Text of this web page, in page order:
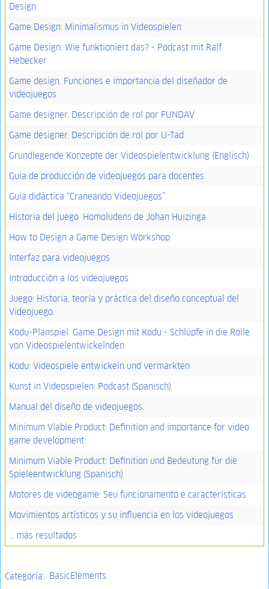
Design
Game Design: Minimalismus in Videospielen
Game Design: Wie funktioniert das? - Podcast mit Ralf
Hebecker
Game design. Funciones e importancia del diseñador de
videojuegos
Game designer. Descripción de rol por FUNDAV
Game designer. Descripción de rol por U-Tad
Grundlegende Konzepte der Videospielentwicklung (Englisch)
Guia de producción de videojuegos para docentes
Guía didáctica “Craneando Videojuegos”
Historia del juego. Homoludens de Johan Huizinga
How to Design a Game Design Workshop
Interfaz para videojuegos
Introducción a los videojuegos
Juego: Historia, teoría y práctica del diseño conceptual del
Videojuego.
Kodu-Planspiel: Game Design mit Kodu - Schlüpfe in die Rolle
von Videospielentwickelnden
Kodu: Videospiele entwickeln und vermarkten
Kunst in Videospielen: Podcast (Spanisch)
Manual del diseño de videojuegos.
Minimum Viable Product: Definition and importance for video
game development
Minimum Viable Product: Definition und Bedeutung für die
Spieleentwicklung (Spanisch)
Motores de videogame: Seu funcionamento e características
Movimientos artísticos y su influencia en los videojuegos
... más resultados
Categoría: BasicElements